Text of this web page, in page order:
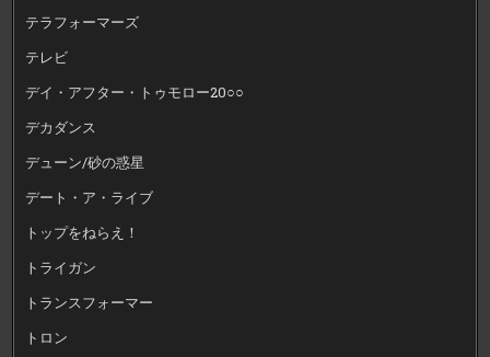
テラフォーマーズ
テレビ
デイ・アフター・トゥモロー20○○
デカダンス
デューン/砂の惑星
デート・ア・ライブ
トップをねらえ！
トライガン
トランスフォーマー
トロン